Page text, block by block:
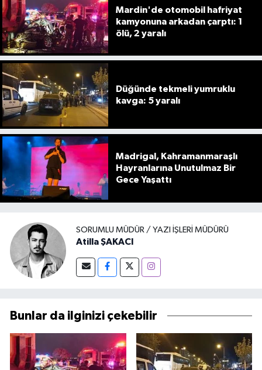
Mardin'de otomobil hafriyat
kamyonuna arkadan çarptı: 1
ölü, 2 yaralı
Düğünde tekmeli yumruklu
kavga: 5 yaralı
Madrigal, Kahramanmaraşlı
Hayranlarına Unutulmaz Bir
Gece Yaşattı
SORUMLU MÜDÜR / YAZI İŞLERI MÜDÜRÜ
Atilla ŞAKACI
Bunlar da ilginizi çekebilir